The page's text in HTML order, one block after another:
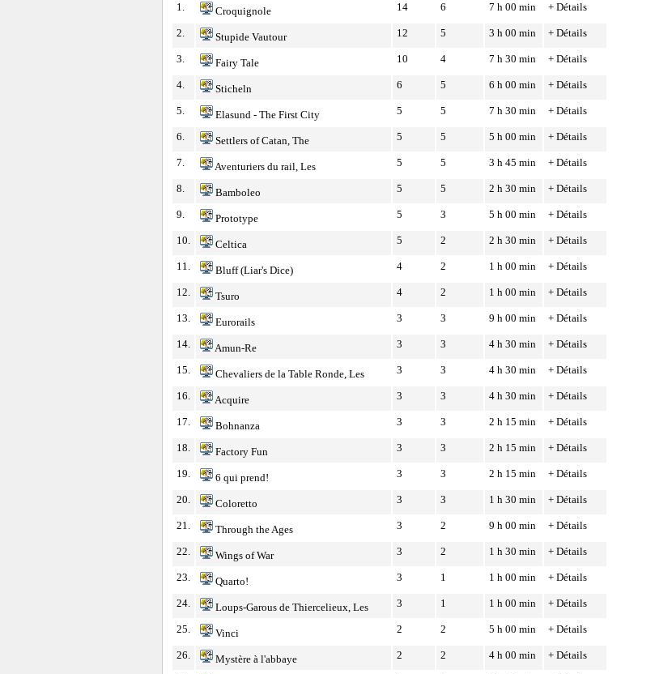
1. Croquignole 14 6 7 h 00 min + Détails
2. Stupide Vautour 12 5 3 h 00 min + Détails
3. Fairy Tale 10 4 7 h 30 min + Détails
4. Sticheln 6 5 6 h 00 min + Détails
5. Elasund - The First City 5 5 7 h 30 min + Détails
6. Settlers of Catan, The 5 5 5 h 00 min + Détails
7. Aventuriers du rail, Les 5 5 3 h 45 min + Détails
8. Bamboleo 5 5 2 h 30 min + Détails
9. Prototype 5 3 5 h 00 min + Détails
10. Celtica 5 2 2 h 30 min + Détails
11. Bluff (Liar's Dice) 4 2 1 h 00 min + Détails
12. Tsuro 4 2 1 h 00 min + Détails
13. Eurorails 3 3 9 h 00 min + Détails
14. Amun-Re 3 3 4 h 30 min + Détails
15. Chevaliers de la Table Ronde, Les 3 3 4 h 30 min + Détails
16. Acquire 3 3 4 h 30 min + Détails
17. Bohnanza 3 3 2 h 15 min + Détails
18. Factory Fun 3 3 2 h 15 min + Détails
19. 6 qui prend! 3 3 2 h 15 min + Détails
20. Coloretto 3 3 1 h 30 min + Détails
21. Through the Ages 3 2 9 h 00 min + Détails
22. Wings of War 3 2 1 h 30 min + Détails
23. Quarto! 3 1 1 h 00 min + Détails
24. Loups-Garous de Thiercelieux, Les 3 1 1 h 00 min + Détails
25. Vinci 2 2 5 h 00 min + Détails
26. Mystère à l'abbaye 2 2 4 h 00 min + Détails